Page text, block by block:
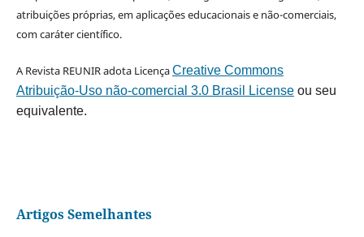
atribuições próprias, em aplicações educacionais e não-comerciais,
com caráter científico.
A Revista REUNIR adota LicençaCreative Commons
Atribuição-Uso não-comercial 3.0 Brasil Licenseou seu
equivalente.
Artigos Semelhantes